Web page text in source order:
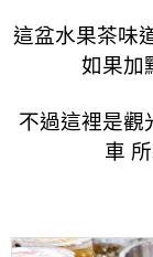
這盆水果茶味
如果加
不過這裡是觀
車